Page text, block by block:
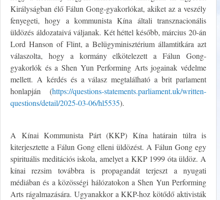
Királyságban élő Fálun Gong-gyakorlókat, akiket az a veszély
fenyegeti, hogy a kommunista Kína általi transznacionális
üldözés áldozataivá váljanak. Két héttel később, március 20-án
Lord Hanson of Flint, a Belügyminisztérium államtitkára azt
válaszolta, hogy a kormány elkötelezett a Fálun Gong-
gyakorlók és a Shen Yun Performing Arts jogainak védelme
mellett. A kérdés és a válasz megtalálható a brit parlament
honlapján (https://questions-statements.parliament.uk/written-
questions/detail/2025-03-06/hl5535).
A Kínai Kommunista Párt (KKP) Kína határain túlra is
kiterjesztette a Fálun Gong elleni üldözést. A Fálun Gong egy
spirituális meditációs iskola, amelyet a KKP 1999 óta üldöz. A
kínai rezsim továbbra is propagandát terjeszt a nyugati
médiában és a közösségi hálózatokon a Shen Yun Performing
Arts rágalmazására. Ugyanakkor a KKP-hoz kötődő aktivisták